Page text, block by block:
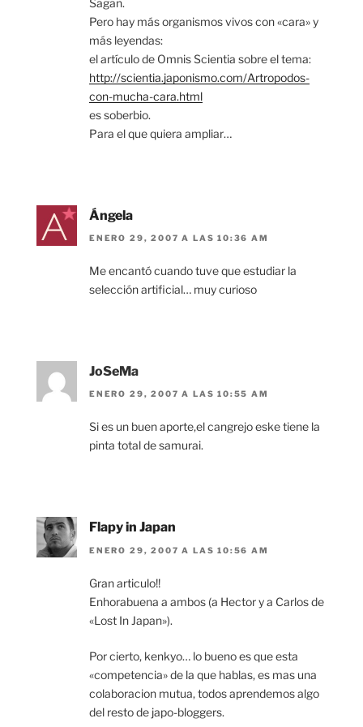
Pero hay más organismos vivos con «cara» y
más leyendas:
el artículo de Omnis Scientia sobre el tema:
http://scientia.japonismo.com/Artropodos-
con-mucha-cara.html
es soberbio.
Para el que quiera ampliar…
Ángela
ENERO 29, 2007 A LAS 10:36 AM
Me encantó cuando tuve que estudiar la
selección artificial… muy curioso
JoSeMa
ENERO 29, 2007 A LAS 10:55 AM
Si es un buen aporte,el cangrejo eske tiene la
pinta total de samurai.
Flapy in Japan
ENERO 29, 2007 A LAS 10:56 AM
Gran articulo!!
Enhorabuena a ambos (a Hector y a Carlos de
«Lost In Japan»).
Por cierto, kenkyo… lo bueno es que esta
«competencia» de la que hablas, es mas una
colaboracion mutua, todos aprendemos algo
del resto de japo-bloggers.